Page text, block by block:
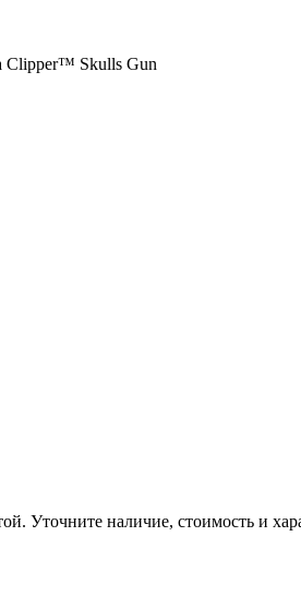
Clipper™ Skulls Gun
Уточните наличие, стоимость и